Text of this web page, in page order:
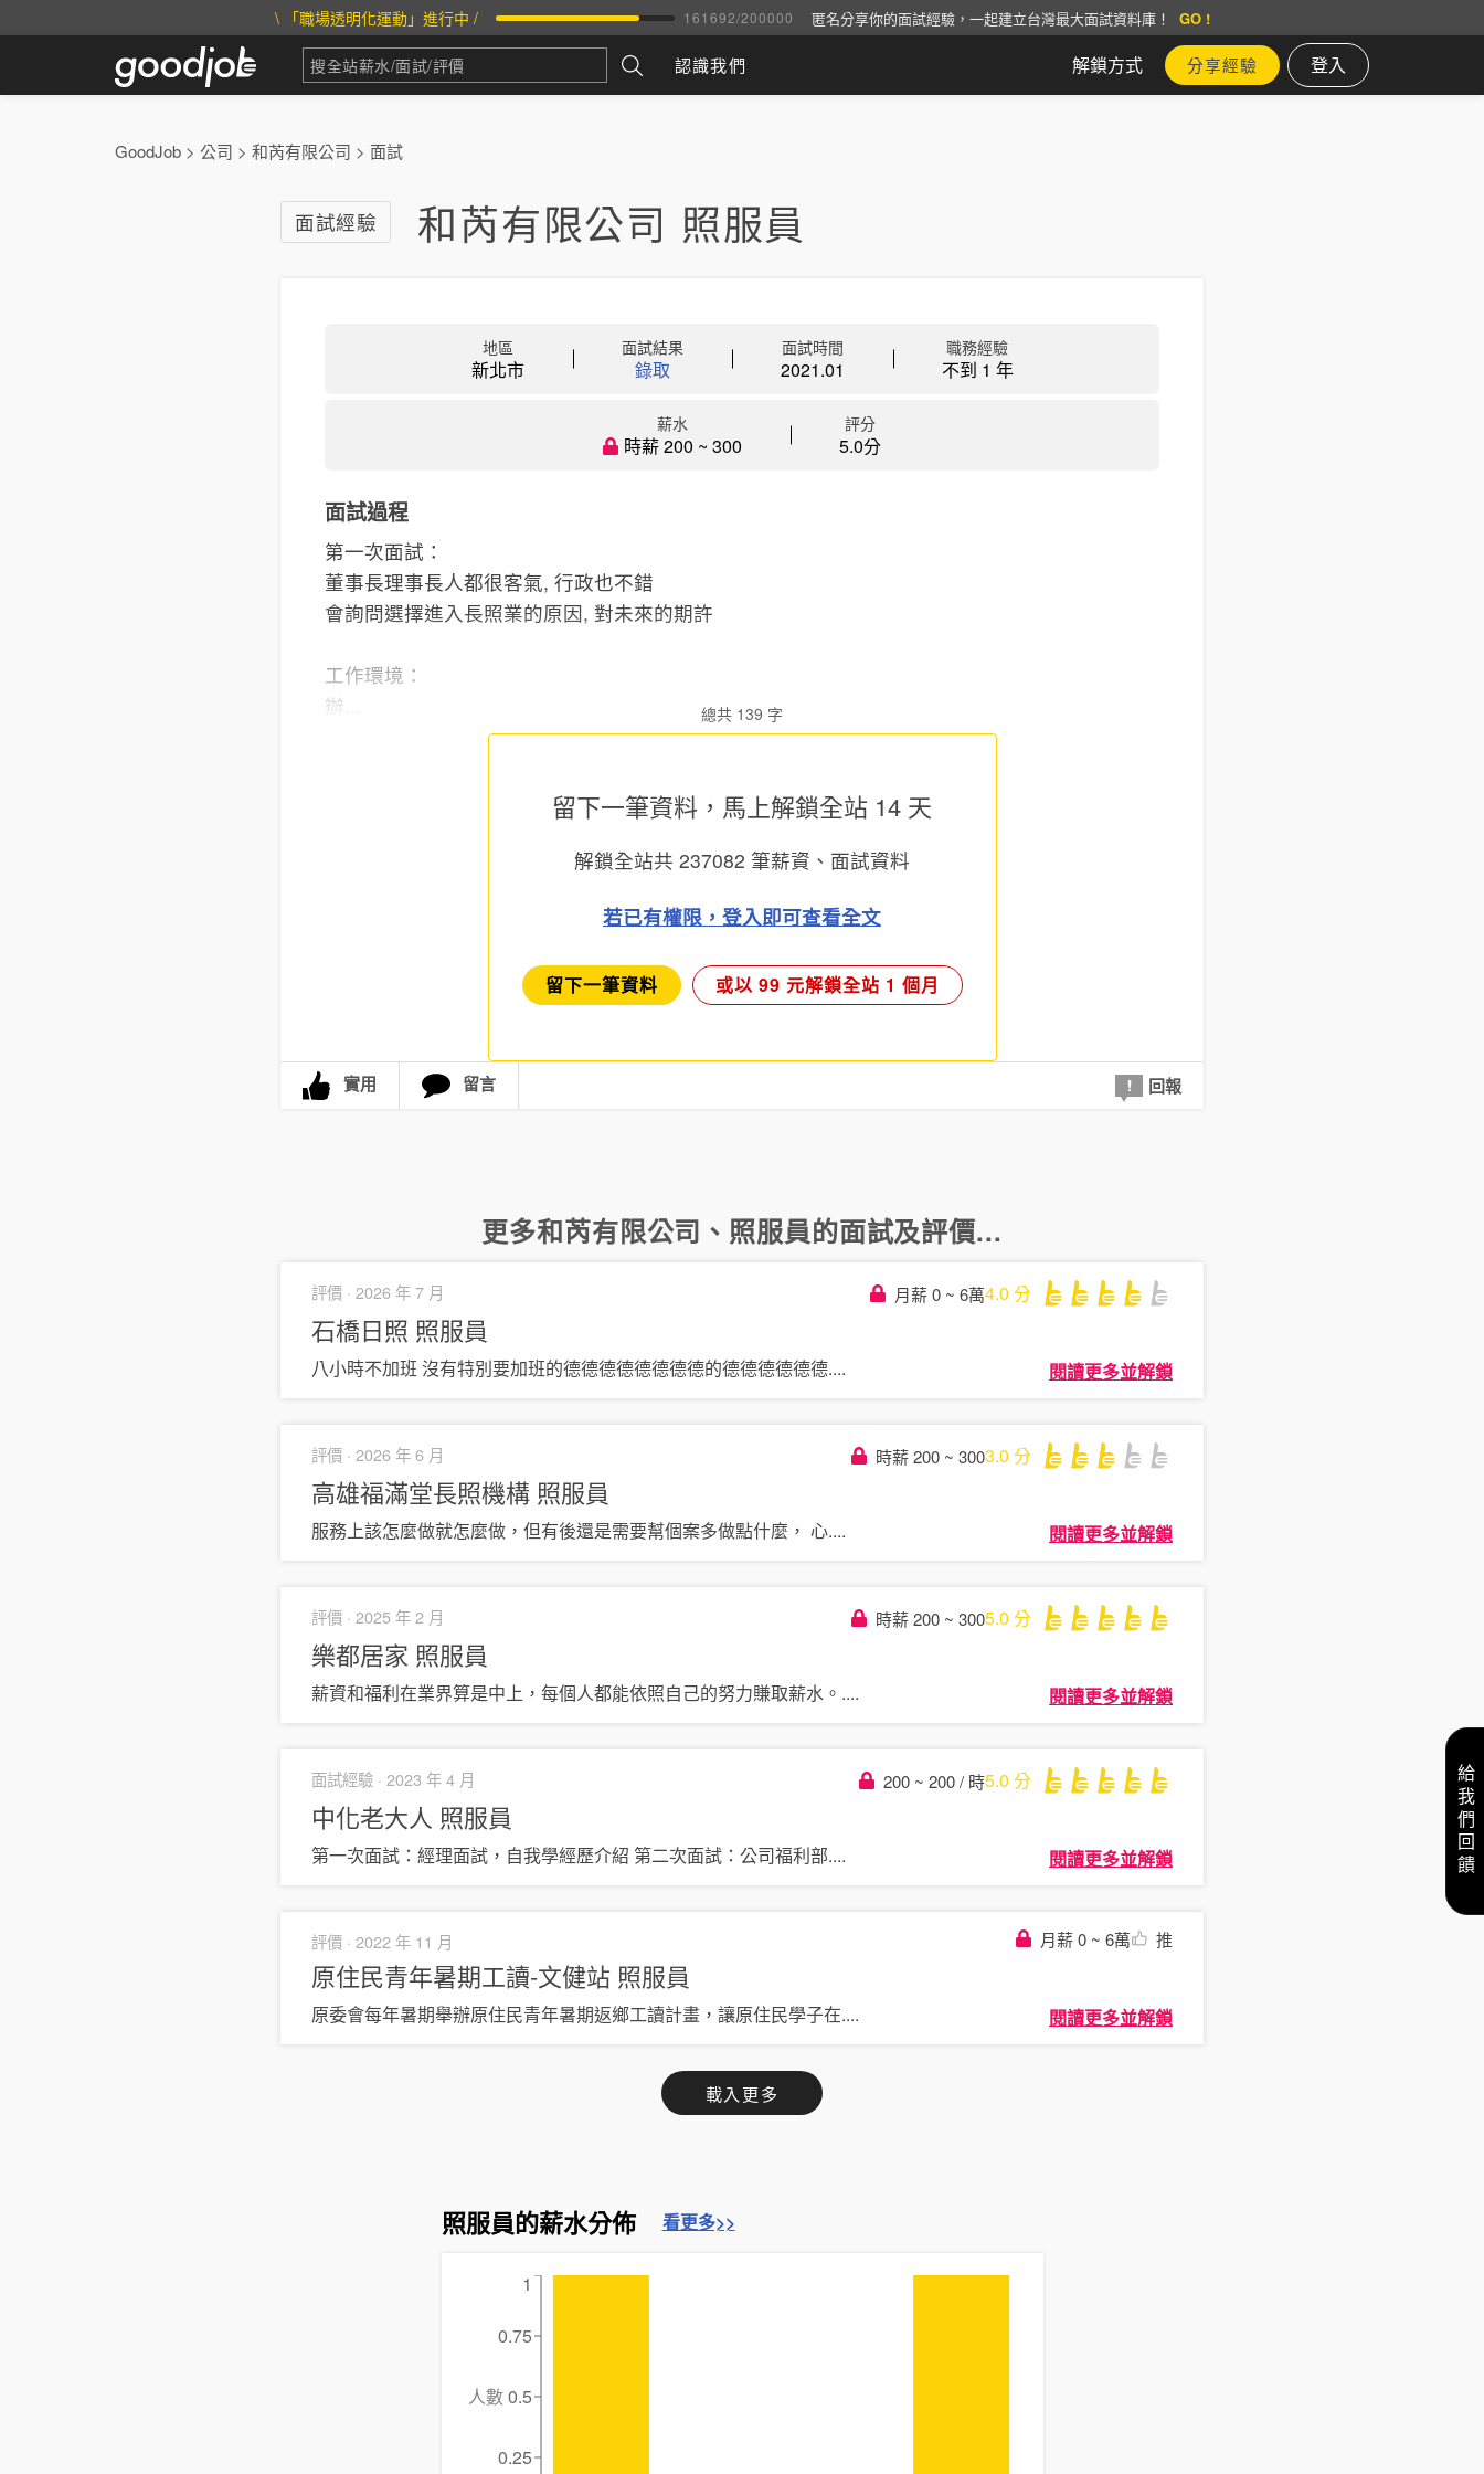
\ 「職場透明化運動」進行中 / 161692/200000 匿名分享你的面試經驗，一起建立台灣最大面試資料庫！ GO !
認識我們 解鎖方式 分享經驗 登入
GoodJob > 公司 > 和芮有限公司 > 面試
面試經驗 和芮有限公司 照服員
地區
新北市
面試結果
錄取
面試時間
2021.01
職務經驗
不到 1 年
薪水
時薪 200 ~ 300
評分
5.0分
面試過程
第一次面試：
董事長理事長人都很客氣, 行政也不錯
會詢問選擇進入長照業的原因, 對未來的期許
工作環境：
辦...
總共 139 字
留下一筆資料，馬上解鎖全站 14 天
解鎖全站共 237082 筆薪資、面試資料
若已有權限，登入即可查看全文
留下一筆資料 或以 99 元解鎖全站 1 個月
實用 留言 回報
更多和芮有限公司 、 照服員的面試及評價...
評價 · 2026 年 7 月 月薪 0 ~ 6萬4.0 分
石橋日照 照服員
八小時不加班 沒有特別要加班的德德德德德德德德的德德德德德德.... 閱讀更多並解鎖
評價 · 2026 年 6 月 時薪 200 ~ 3003.0 分
高雄福滿堂長照機構 照服員
服務上該怎麼做就怎麼做，但有後還是需要幫個案多做點什麼， 心.... 閱讀更多並解鎖
評價 · 2025 年 2 月 時薪 200 ~ 3005.0 分
樂都居家 照服員
薪資和福利在業界算是中上，每個人都能依照自己的努力賺取薪水。 .... 閱讀更多並解鎖
面試經驗 · 2023 年 4 月 200 ~ 200 / 時5.0 分
中化老大人 照服員
第一次面試：經理面試，自我學經歷介紹 第二次面試：公司福利部.... 閱讀更多並解鎖
評價 · 2022 年 11 月 月薪 0 ~ 6萬 推
原住民青年暑期工讀-文健站 照服員
原委會每年暑期舉辦原住民青年暑期返鄉工讀計畫，讓原住民學子在.... 閱讀更多並解鎖
載入更多
照服員的薪水分佈 看更多>>
0.25
0.5
0.75
1
人數
給我們回饋